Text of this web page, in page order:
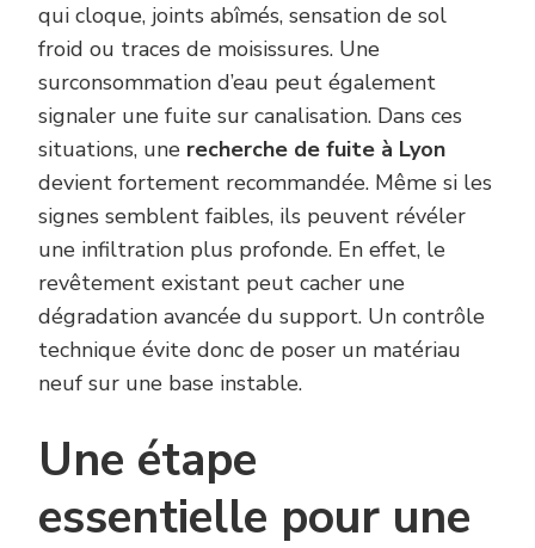
qui cloque, joints abîmés, sensation de sol
froid ou traces de moisissures. Une
surconsommation d’eau peut également
signaler une fuite sur canalisation. Dans ces
situations, une recherche de fuite à Lyon
devient fortement recommandée. Même si les
signes semblent faibles, ils peuvent révéler
une infiltration plus profonde. En effet, le
revêtement existant peut cacher une
dégradation avancée du support. Un contrôle
technique évite donc de poser un matériau
neuf sur une base instable.
Une étape
essentielle pour une